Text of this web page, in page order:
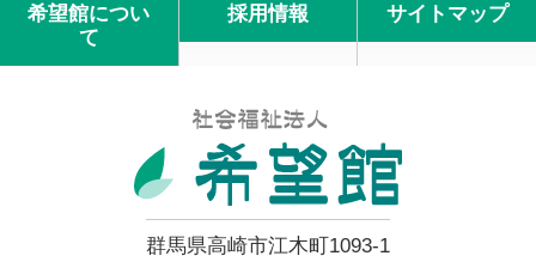
群馬県高崎市江木町1093-1
希望館につい
て
採用情報 サイトマップ